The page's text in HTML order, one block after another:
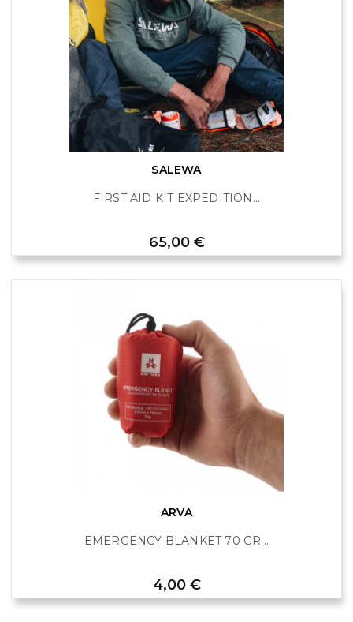
SALEWA
FIRST AID KIT EXPEDITION...
Prix
65,00 €
ARVA
EMERGENCY BLANKET 70 GR...
Prix
4,00 €